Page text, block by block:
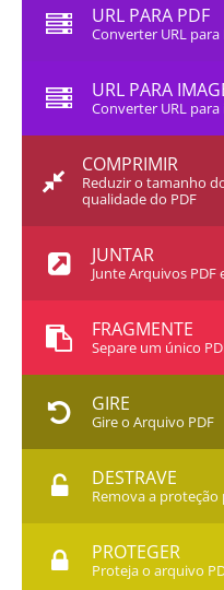
URL PARA PDF
Converter URL para
URL PARA
Converter URL para
COMPRIMIR
Reduzir o tamanho
qualidade do PDF
JUNTAR
Junte Arquivos
FRAGMENTE
Separe um único
GIRE
Gire o Arquivo PDF
DESTRAVE
Remova a proteção
PROTEGER
Proteja o arquivo